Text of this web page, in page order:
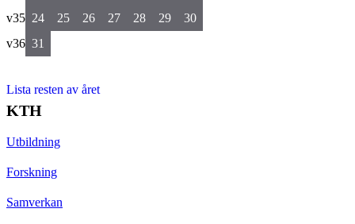
v35 24 25 26 27 28 29
30
v36 31
Lista resten av året
KTH
Utbildning
Forskning
Samverkan